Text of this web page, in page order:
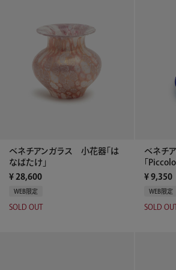
ベネチアンガラス 小花器「は
なばたけ」
¥ 28,600
WEB限定
SOLD OUT
ベネチ
「
¥ 9,350
WEB限定
SOLD OUT